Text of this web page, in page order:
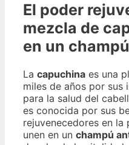
El poder
mezcla de
en un
La capuchina es una
miles de años por sus
para la salud del
es conocida por sus
rejuvenecedores en la
unen en un champú